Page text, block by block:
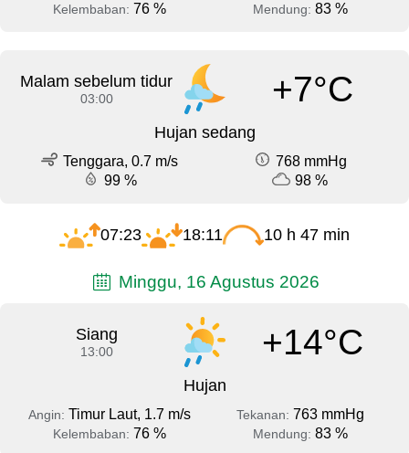
Kelembaban: 76 % Mendung: 83 %
Malam sebelum tidur
03:00 +7°C
Hujan sedang
Tenggara, 0.7 m/s
768 mmHg
99 %
98 %
07:23 18:11 10 h 47 min
Minggu, 16 Agustus 2026
Siang
13:00 +14°C
Hujan
Angin: Timur Laut, 1.7 m/s Tekanan: 763 mmHg
Kelembaban: 76 % Mendung: 83 %